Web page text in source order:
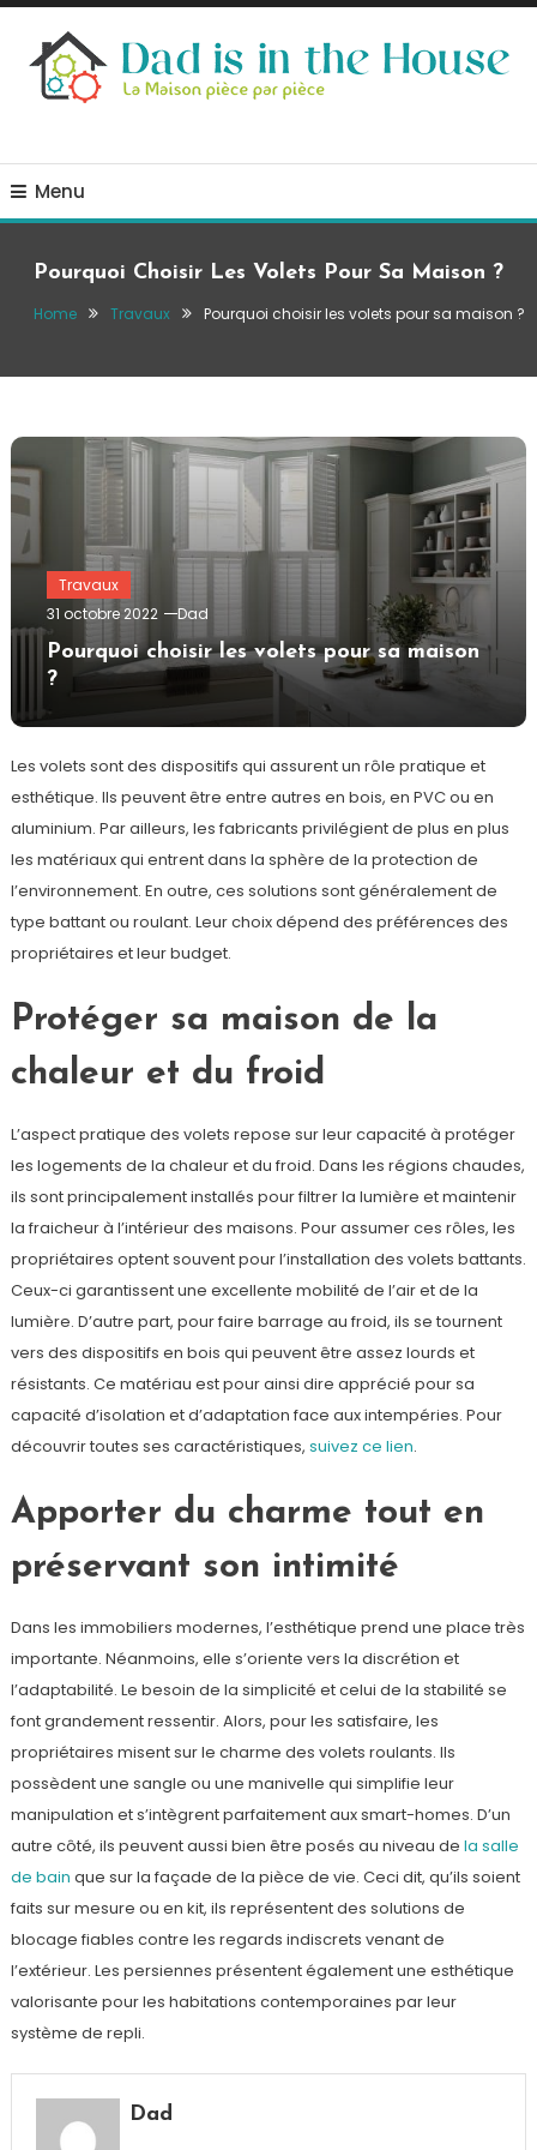
Skip
Content
Menu
Pourquoi Choisir Les Volets Pour Sa Maison ?
Home Travaux Pourquoi choisir les volets pour sa maison ?
Travaux
31 octobre 2022
Dad
Pourquoi choisir les volets pour sa maison
?
Les volets sont des dispositifs qui assurent un rôle pratique et
esthétique. Ils peuvent être entre autres en bois, en PVC ou en
aluminium. Par ailleurs, les fabricants privilégient de plus en plus
les matériaux qui entrent dans la sphère de la protection de
l’environnement. En outre, ces solutions sont généralement de
type battant ou roulant. Leur choix dépend des préférences des
propriétaires et leur budget.
Protéger sa maison de la
chaleur et du froid
L’aspect pratique des volets repose sur leur capacité à protéger
les logements de la chaleur et du froid. Dans les régions chaudes,
ils sont principalement installés pour filtrer la lumière et maintenir
la fraicheur à l’intérieur des maisons. Pour assumer ces rôles, les
propriétaires optent souvent pour l’installation des volets battants.
Ceux-ci garantissent une excellente mobilité de l’air et de la
lumière. D’autre part, pour faire barrage au froid, ils se tournent
vers des dispositifs en bois qui peuvent être assez lourds et
résistants. Ce matériau est pour ainsi dire apprécié pour sa
capacité d’isolation et d’adaptation face aux intempéries. Pour
découvrir toutes ses caractéristiques, suivez ce lien.
Apporter du charme tout en
préservant son intimité
Dans les immobiliers modernes, l’esthétique prend une place très
importante. Néanmoins, elle s’oriente vers la discrétion et
l’adaptabilité. Le besoin de la simplicité et celui de la stabilité se
font grandement ressentir. Alors, pour les satisfaire, les
propriétaires misent sur le charme des volets roulants. Ils
possèdent une sangle ou une manivelle qui simplifie leur
manipulation et s’intègrent parfaitement aux smart-homes. D’un
autre côté, ils peuvent aussi bien être posés au niveau de la salle
de bain que sur la façade de la pièce de vie. Ceci dit, qu’ils soient
faits sur mesure ou en kit, ils représentent des solutions de
blocage fiables contre les regards indiscrets venant de
l’extérieur. Les persiennes présentent également une esthétique
valorisante pour les habitations contemporaines par leur
système de repli.
Dad